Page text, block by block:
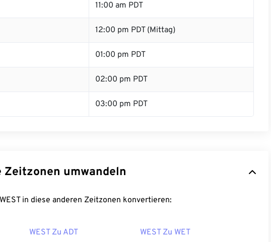
11:00 am PDT
12:00 pm PDT (Mittag)
01:00 pm PDT
02:00 pm PDT
03:00 pm PDT
Zeitzonen umwandeln
in diese anderen Zeitzonen konvertieren:
WEST Zu ADT WEST Zu WET